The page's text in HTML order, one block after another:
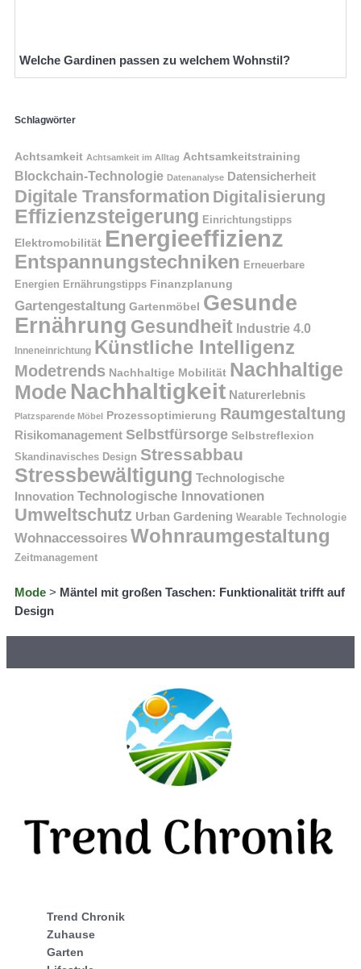
Welche Gardinen passen zu welchem Wohnstil?
Schlagwörter
Achtsamkeit Achtsamkeit im Alltag Achtsamkeitstraining
Blockchain-Technologie Datenanalyse Datensicherheit
Digitale Transformation Digitalisierung
Effizienzsteigerung Einrichtungstipps
Elektromobilität Energieeffizienz
Entspannungstechniken Erneuerbare
Energien Ernährungstipps Finanzplanung
Gartengestaltung Gartenmöbel Gesunde
Ernährung Gesundheit Industrie 4.0
Inneneinrichtung Künstliche Intelligenz
Modetrends Nachhaltige Mobilität Nachhaltige
Mode Nachhaltigkeit Naturerlebnis
Platzsparende Möbel Prozessoptimierung Raumgestaltung
Risikomanagement Selbstfürsorge Selbstreflexion
Skandinavisches Design Stressabbau
Stressbewältigung Technologische
Innovation Technologische Innovationen
Umweltschutz Urban Gardening Wearable Technologie
Wohnaccessoires Wohnraumgestaltung
Zeitmanagement
Mode > Mäntel mit großen Taschen: Funktionalität trifft auf
Design
Trend Chronik
Zuhause
Garten